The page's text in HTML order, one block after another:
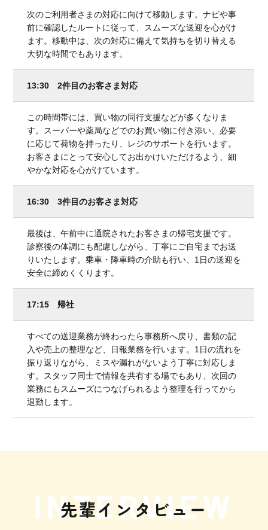
次のご利用者さまの対応に向けて移動します。ナビや事
前に確認したルートに従って、スムーズな送迎を心がけ
ます。移動中は、次の対応に備えて気持ちを切り替える
大切な時間でもあります。
13:30 2件目のお客さま対応
この時間帯には、買い物の同行支援などが多くなりま
す。スーパーや薬局などでのお買い物に付き添い、必要
に応じて荷物を持ったり、レジのサポートを行います。
お客さまにとって安心してお出かけいただけるよう、細
やかな対応を心がけています。
16:30 3件目のお客さま対応
最後は、午前中に通院されたお客さまの帰宅支援です。
診察後の体調にも配慮しながら、丁寧にご自宅までお送
りいたします。乗車・降車時の介助も行い、1日の送迎を
安全に締めくくります。
17:15 帰社
すべての送迎業務が終わったら事務所へ戻り、書類の記
入や売上の整理など、日報業務を行います。1日の流れを
振り返りながら、ミスや漏れがないよう丁寧に対応しま
す。スタッフ同士で情報を共有する場でもあり、次回の
業務にもスムーズにつなげられるよう整理を行ってから
退勤します。
先輩インタビュー